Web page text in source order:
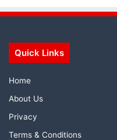
Quick Links
Home
About Us
Privacy
Terms & Conditions